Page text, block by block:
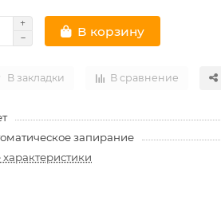
В корзину
В закладки В сравнение
запирание
характеристики